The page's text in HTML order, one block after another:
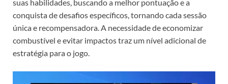
suas habilidades, buscando a melhor pontuação e a
conquista de desafios específicos, tornando cada sessão
única e recompensadora. A necessidade de economizar
combustível e evitar impactos traz um nível adicional de
estratégia para o jogo.